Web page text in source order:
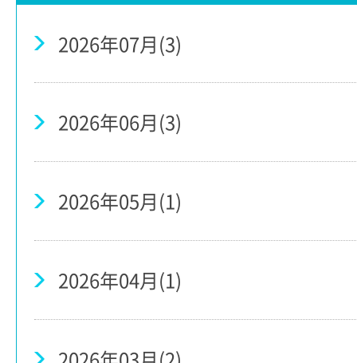
2026年07月(3)
2026年06月(3)
2026年05月(1)
2026年04月(1)